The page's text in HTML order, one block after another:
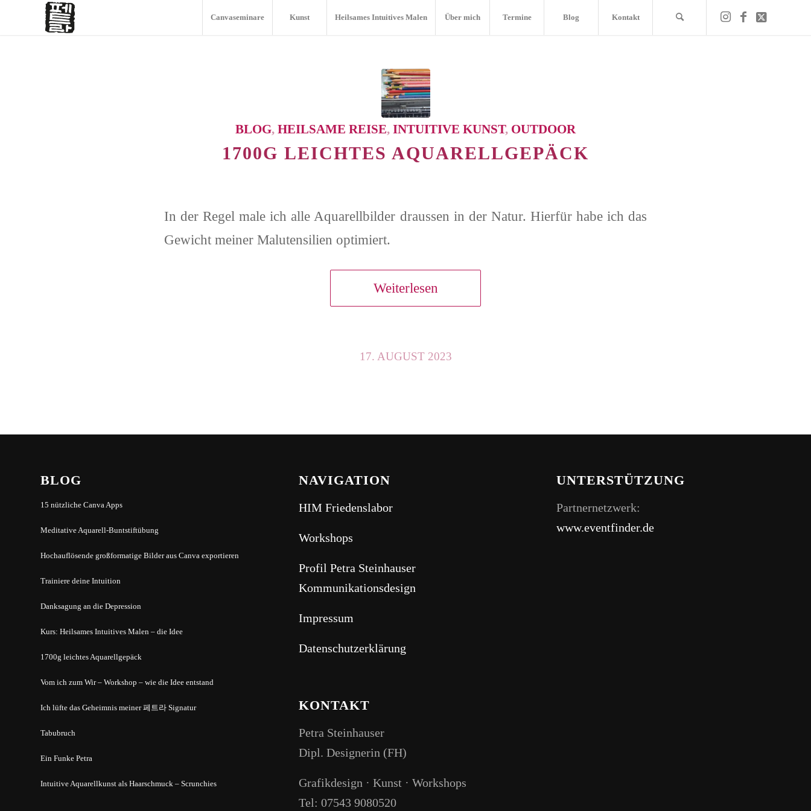
Canvaseminare Kunst Heilsames Intuitives Malen Über mich Termine Blog Kontakt
BLOG, HEILSAME REISE, INTUITIVE KUNST, OUTDOOR
1700G LEICHTES AQUARELLGEPÄCK
In der Regel male ich alle Aquarellbilder draussen in der Natur. Hierfür habe ich das
Gewicht meiner Malutensilien optimiert.
Weiterlesen
17. AUGUST 2023
BLOG
15 nützliche Canva Apps
Meditative Aquarell-Buntstiftübung
Hochauflösende großformatige Bilder aus Canva exportieren
Trainiere deine Intuition
Danksagung an die Depression
Kurs: Heilsames Intuitives Malen – die Idee
1700g leichtes Aquarellgepäck
Vom ich zum Wir – Workshop – wie die Idee entstand
Ich lüfte das Geheimnis meiner 페트라 Signatur
Tabubruch
Ein Funke Petra
Intuitive Aquarellkunst als Haarschmuck – Scrunchies
NAVIGATION
HIM Friedenslabor
Workshops
Profil Petra Steinhauser
Kommunikationsdesign
Impressum
Datenschutzerklärung
KONTAKT
Petra Steinhauser
Dipl. Designerin (FH)
Grafikdesign · Kunst · Workshops
Tel: 07543 9080520
UNTERSTÜTZUNG
Partnernetzwerk:
www.eventfinder.de